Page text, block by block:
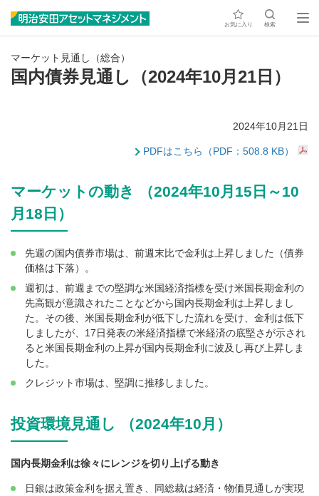
お気に入り 検索
マーケット見通し（総合）
国内債券見通し（2024年10月21日）
2024年10月21日
PDFはこちら（PDF：508.8 KB）
マーケットの動き （2024年10月15日～10
月18日）
先週の国内債券市場は、前週末比で金利は上昇しました（債券
価格は下落）。
週初は、前週までの堅調な米国経済指標を受け米国長期金利の
先高観が意識されたことなどから国内長期金利は上昇しまし
た。その後、米国長期金利が低下した流れを受け、金利は低下
しましたが、17日発表の米経済指標で米経済の底堅さが示され
ると米国長期金利の上昇が国内長期金利に波及し再び上昇しま
した。
クレジット市場は、堅調に推移しました。
投資環境見通し （2024年10月）
国内長期金利は徐々にレンジを切り上げる動き
日銀は政策金利を据え置き、同総裁は経済・物価見通しが実現